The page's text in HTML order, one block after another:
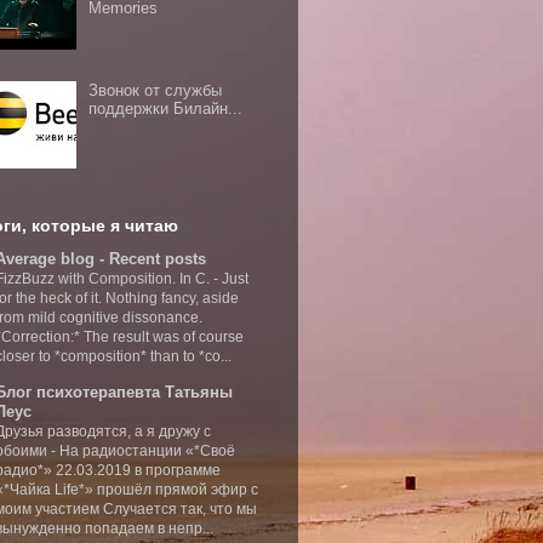
Memories
Звонок от службы
поддержки Билайн...
которые я читаю
blog - Recent posts
with Composition. In C. - Just
the heck of it. Nothing fancy, aside
mild cognitive dissonance.
The result was of course
to *composition* than to *co...
психотерапевта Татьяны
разводятся, а я дружу с
- На радиостанции «*Своё
22.03.2019 в программе
Life*» прошёл прямой эфир с
участием Случается так, что мы
попадаем в непр...